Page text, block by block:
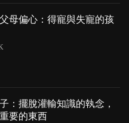
母偏心：得寵與失寵的孩
：擺脫灌輸知識的執念，
要的東西